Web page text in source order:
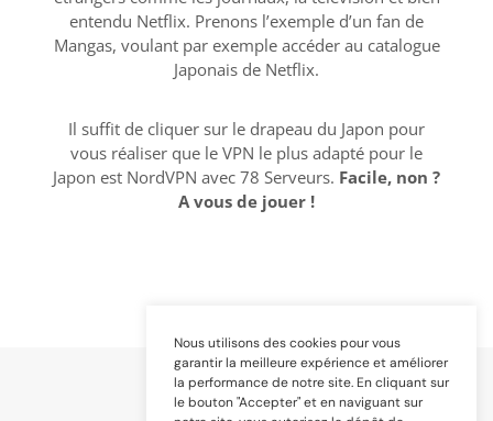
entendu Netflix. Prenons l’exemple d’un fan de
Mangas, voulant par exemple accéder au catalogue
Japonais de Netflix.
Il suffit de cliquer sur le drapeau du Japon pour
vous réaliser que le VPN le plus adapté pour le
Japon est NordVPN avec 78 Serveurs. Facile, non ?
A vous de jouer !
Nous utilisons des cookies pour vous
garantir la meilleure expérience et améliorer
la performance de notre site. En cliquant sur
le bouton "Accepter" et en naviguant sur